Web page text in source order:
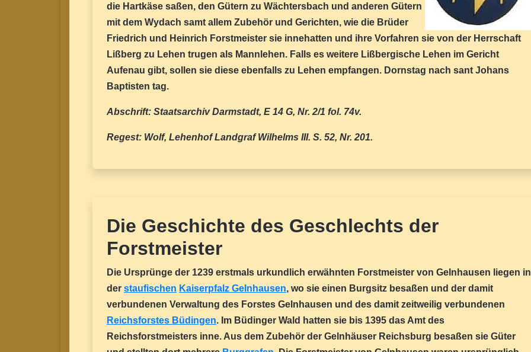
die Hartkäse saßen, den Gütern zu Wächtersbach und anderen Gütern
mit dem Wydach samt allem Zubehör und Gerichten, wie die Brüder
Friedrich und Heinrich Forstmeister sie innehatten und ihre Vorfahren sie von der Herrschaft
Lißberg zu Lehen trugen als Mannlehen. Falls es weitere Lißbergische Lehen im Gericht
Aufenau gibt, sollen sie diese ebenfalls zu Lehen empfangen. Dornstag nach sant Johans
Baptisten tag.
Abschrift: Staatsarchiv Darmstadt, E 14 G, Nr. 2/1 fol. 74v.
Regest: Wolf, Lehenhof Landgraf Wilhelms III. S. 52, Nr. 201.
Die Geschichte des Geschlechts der
Forstmeister
Die Ursprünge der 1239 erstmals urkundlich erwähnten Forstmeister von Gelnhausen liegen in
der staufischen Kaiserpfalz Gelnhausen, wo sie einen Burgsitz besaßen und der damit
verbundenen Verwaltung des Forstes Gelnhausen und des damit zeitweilig verbundenen
Reichsforstes Büdingen. Im Büdinger Wald hatten sie bis 1395 das Amt des
Reichsforstmeisters inne. Aus dem Zubehör der Gelnhäuser Reichsburg besaßen sie Güter